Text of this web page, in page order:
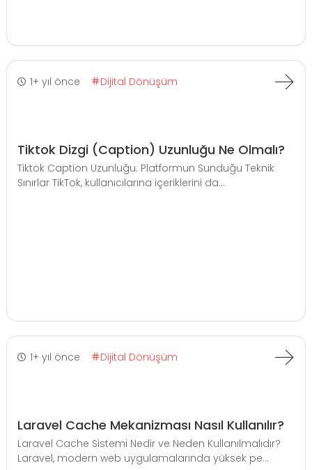
1+ yıl önce Dijital Dönüşüm
Tiktok Dizgi (Caption) Uzunluğu Ne Olmalı?
Tiktok Caption Uzunluğu: Platformun Sunduğu Teknik
Sınırlar TikTok, kullanıcılarına içeriklerini da...
1+ yıl önce Dijital Dönüşüm
Laravel Cache Mekanizması Nasıl Kullanılır?
Laravel Cache Sistemi Nedir ve Neden Kullanılmalıdır?
Laravel, modern web uygulamalarında yüksek pe...